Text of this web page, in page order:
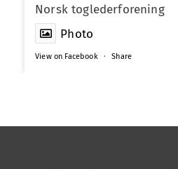
Norsk toglederforening
Photo
View on Facebook · Share